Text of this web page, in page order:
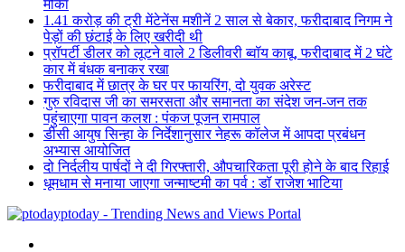
मौका
1.41 करोड़ की ट्री मेंटेनेंस मशीनें 2 साल से बेकार, फरीदाबाद निगम ने
पेड़ों की छंटाई के लिए खरीदी थी
प्रॉपर्टी डीलर को लूटने वाले 2 डिलीवरी ब्वॉय काबू, फरीदाबाद में 2 घंटे
कार में बंधक बनाकर रखा
फरीदाबाद में छात्र के घर पर फायरिंग, दो युवक अरेस्ट
गुरु रविदास जी का समरसता और समानता का संदेश जन-जन तक
पहुंचाएगा पावन कलश : पंकज पूजन रामपाल
डीसी आयुष सिन्हा के निर्देशानुसार नेहरू कॉलेज में आपदा प्रबंधन
अभ्यास आयोजित
दो निर्दलीय पार्षदों ने दी गिरफ्तारी, औपचारिकता पूरी होने के बाद रिहाई
धूमधाम से मनाया जाएगा जन्माष्टमी का पर्व : डॉ राजेश भाटिया
ptoday - Trending News and Views Portal